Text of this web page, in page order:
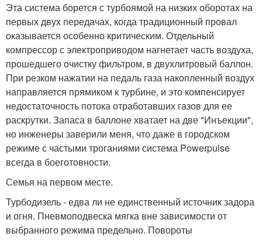
Эта система борется с турбоямой на низких оборотах на
первых двух передачах, когда традиционный провал
оказывается особенно критическим. Отдельный
компрессор с электроприводом нагнетает часть воздуха,
прошедшего очистку фильтром, в двухлитровый баллон.
При резком нажатии на педаль газа накопленный воздух
направляется прямиком к турбине, и это компенсирует
недостаточность потока отработавших газов для ее
раскрутки. Запаса в баллоне хватает на две "Инъекции",
но инженеры заверили меня, что даже в городском
режиме с частыми троганиями система Powerpulse
всегда в боеготовности.
Семья на первом месте.
Турбодизель - едва ли не единственный источник задора
и огня. Пневмоподвеска мягка вне зависимости от
выбранного режима предельно. Повороты